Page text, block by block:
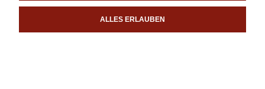
ALLES ERLAUBEN